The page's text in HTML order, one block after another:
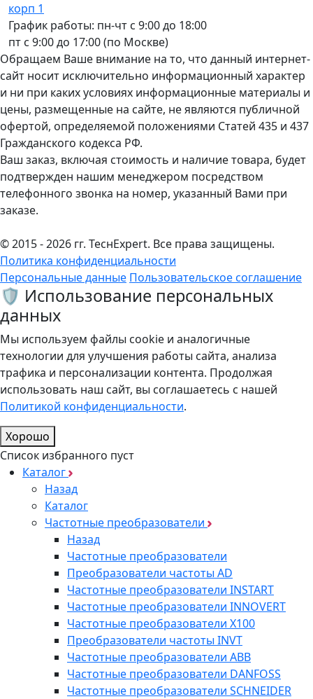
корп 1
График работы: пн-чт с 9:00 до 18:00
пт с 9:00 до 17:00 (по Москве)
Обращаем Ваше внимание на то, что данный интернет-
сайт носит исключительно информационный характер
и ни при каких условиях информационные материалы и
цены, размещенные на сайте, не являются публичной
офертой, определяемой положениями Статей 435 и 437
Гражданского кодекса РФ.
Ваш заказ, включая стоимость и наличие товара, будет
подтвержден нашим менеджером посредством
телефонного звонка на номер, указанный Вами при
заказе.
© 2015 - 2026 гг. ТеcнExpert. Все права защищены.
Политика конфиденциальности
Персональные данные Пользовательское соглашение
🛡️ Использование персональных
данных
Мы используем файлы cookie и аналогичные
технологии для улучшения работы сайта, анализа
трафика и персонализации контента. Продолжая
использовать наш сайт, вы соглашаетесь с нашей
Политикой конфиденциальности.
Хорошо
Список избранного пуст
Каталог
Назад
Каталог
Частотные преобразователи
Назад
Частотные преобразователи
Преобразователи частоты AD
Частотные преобразователи INSTART
Частотные преобразователи INNOVERT
Частотные преобразователи Х100
Преобразователи частоты INVT
Частотные преобразователи ABB
Частотные преобразователи DANFOSS
Частотные преобразователи SCHNEIDER